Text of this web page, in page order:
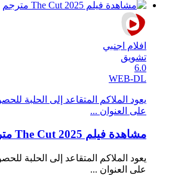
افلام اجنبي
تشويق
6.0
WEB-DL
يعود الملاكم المتقاعد إلى الحلبة
على العنوان ...
مشاهدة فيلم The Cut 2025 مترجم
يعود الملاكم المتقاعد إلى الحلبة
على العنوان ...